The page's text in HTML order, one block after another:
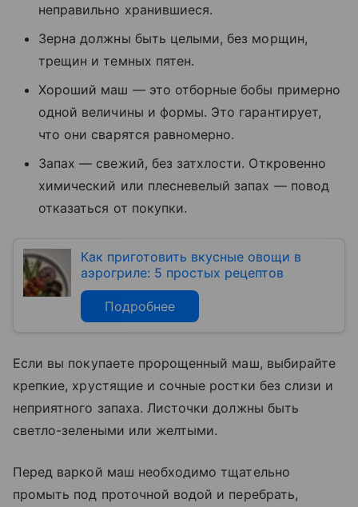
неправильно хранившиеся.
Зерна должны быть целыми, без морщин,
трещин и темных пятен.
Хороший маш — это отборные бобы примерно
одной величины и формы. Это гарантирует,
что они сварятся равномерно.
Запах — свежий, без затхлости. Откровенно
химический или плесневелый запах — повод
отказаться от покупки.
Как приготовить вкусные овощи в
аэрогриле: 5 простых рецептов
Подробнее
Если вы покупаете пророщенный маш, выбирайте
крепкие, хрустящие и сочные ростки без слизи и
неприятного запаха. Листочки должны быть
светло-зелеными или желтыми.
Перед варкой маш необходимо тщательно
промыть под проточной водой и перебрать,